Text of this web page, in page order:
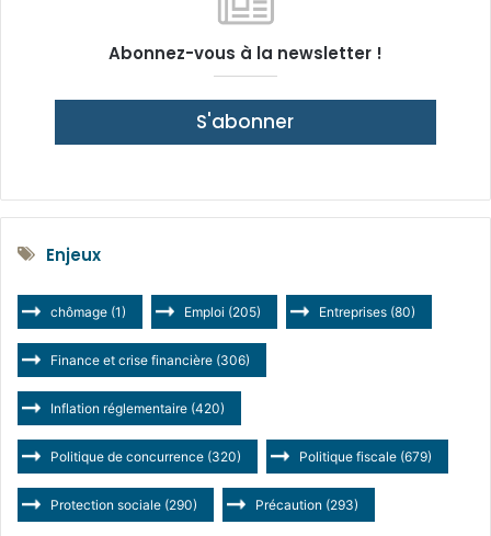
Abonnez-vous à la newsletter !
S'abonner
Enjeux
chômage (1) Emploi (205) Entreprises (80)
Finance et crise financière (306)
Inflation réglementaire (420)
Politique de concurrence (320) Politique fiscale (679)
Protection sociale (290) Précaution (293)